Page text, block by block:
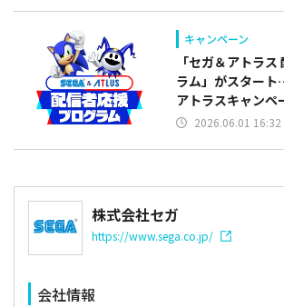
キャンペーン
「セガ＆アトラ
ラム」がスター
アトラスキャンペ
2026.06.01 16:32
株式会社セガ
https://www.sega.co.jp/
会社情報